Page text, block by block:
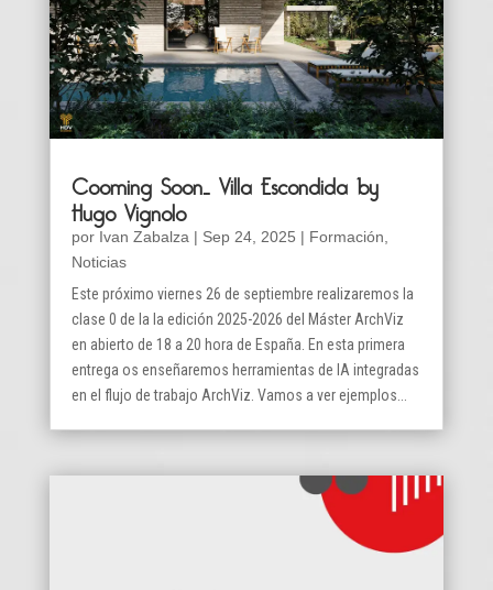
Cooming Soon… Villa Escondida by
Hugo Vignolo
por Ivan Zabalza | Sep 24, 2025 | Formación
Noticias
Este próximo viernes 26 de septiembre realizaremos la
clase 0 de la la edición 2025-2026 del Máster ArchViz
en abierto de 18 a 20 hora de España. En esta primera
entrega os enseñaremos herramientas de IA integradas
en el flujo de trabajo ArchViz. Vamos a ver ejemplos...